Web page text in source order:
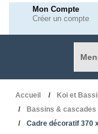
Mon Compte
Créer un compte
Accueil Koi et
Bassins & cascades
Cadre décoratif 370